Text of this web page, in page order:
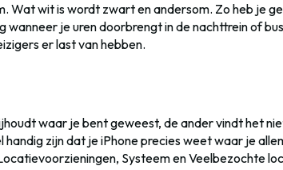
Wat wit is wordt zwart en andersom. Zo heb je
wanneer je uren doorbrengt in de nachttrein of
er last van hebben.
waar je bent geweest, de ander vindt het
zijn dat je iPhone precies weet waar je
Systeem en Veelbezochte